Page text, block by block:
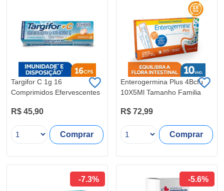
Targifor C 1g 16
Comprimidos Efervescentes
R$ 45,90
Comprar
Enterogermina Plus 4Bcfu
10X5Ml Tamanho Familia
R$ 72,99
Comprar
-7.3% -5.6%